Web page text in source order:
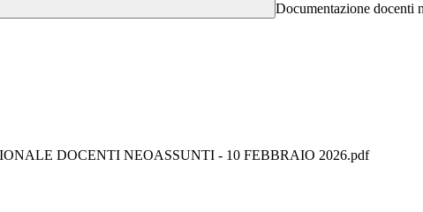
Documentazione docenti
DOCENTI NEOASSUNTI - 10 FEBBRAIO 2026.pdf